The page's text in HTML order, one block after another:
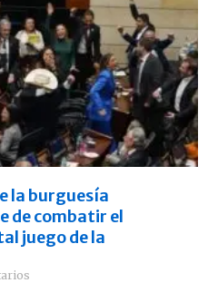
la burguesía
de combatir el
juego de la